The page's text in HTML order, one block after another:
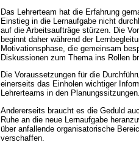
Das Lehrerteam hat die Erfahrung
Einstieg in die Lernaufgabe nicht
auf die Arbeitsaufträge stürzen. Die
beginnt daher während der
Motivationsphase, die gemeinsam
Diskussionen zum Thema ins Rollen
Die Voraussetzungen für die
einerseits das Einholen wichtiger
Lehrerteams in den
Andererseits braucht es die Geduld
Ruhe an die neue Lernaufgabe
über anfallende organisatorische
verschaffen.